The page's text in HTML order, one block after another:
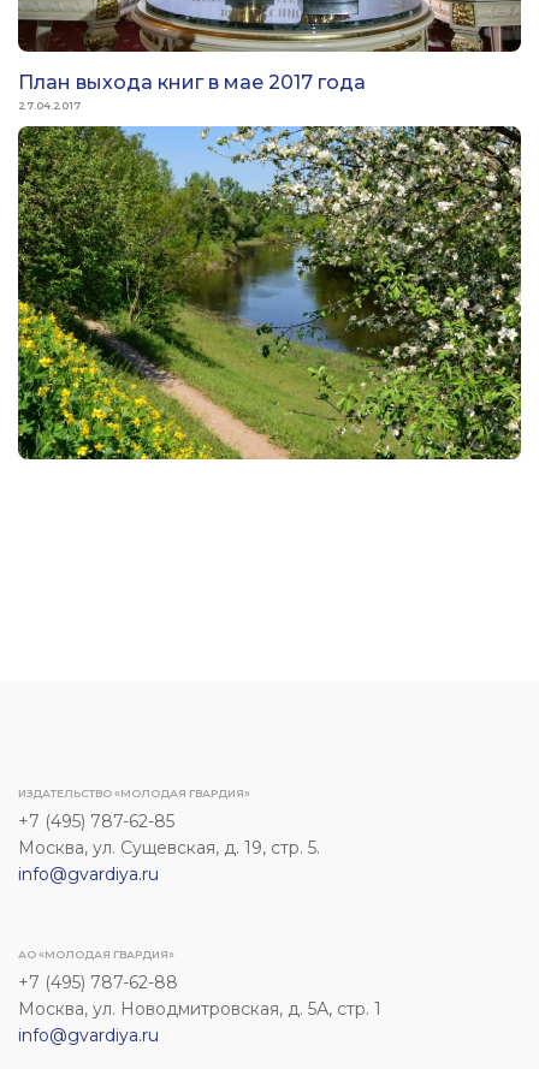
План выхода книг в мае 2017 года
27.04.2017
ИЗДАТЕЛЬСТВО «МОЛОДАЯ ГВАРДИЯ»
+7 (495) 787-62-85
Москва, ул. Сущевская, д. 19, стр. 5.
info@gvardiya.ru
АО «МОЛОДАЯ ГВАРДИЯ»
+7 (495) 787-62-88
Москва, ул. Новодмитровская, д. 5А, стр. 1
info@gvardiya.ru